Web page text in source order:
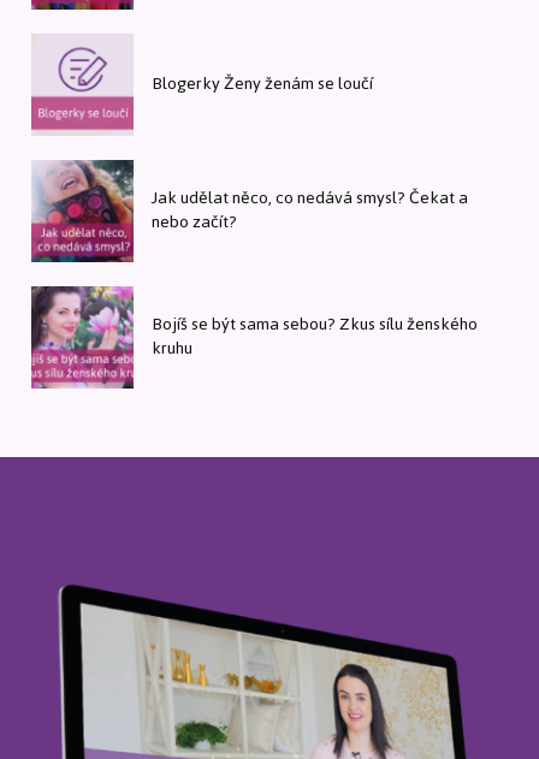
Blogerky Ženy ženám se loučí
Jak udělat něco, co nedává smysl? Čekat a
nebo začít?
Bojíš se být sama sebou? Zkus sílu ženského
kruhu